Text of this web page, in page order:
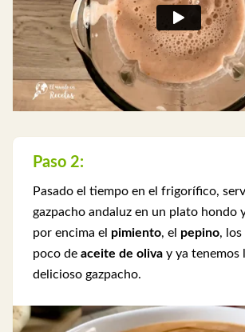
Paso 2:
Pasado el tiempo en el frigorífico,
gazpacho andaluz en un plato hondo
por encima el pimiento, el pepino, los
poco de aceite de oliva y ya tenemos
delicioso gazpacho.